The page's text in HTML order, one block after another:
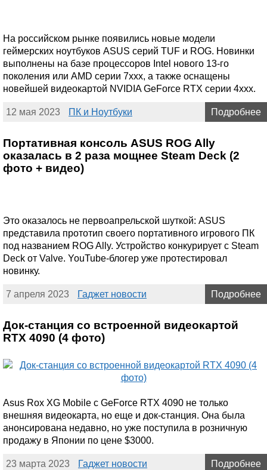
На российском рынке появились новые модели
геймерских ноутбуков ASUS серий TUF и ROG. Новинки
выполнены на базе процессоров Intel нового 13-го
поколения или AMD серии 7ххх, а также оснащены
новейшей видеокартой NVIDIA GeForce RTX серии 4ххх.
12 мая 2023 ПК и Ноутбуки Подробнее
Портативная консоль ASUS ROG Ally
оказалась в 2 раза мощнее Steam Deck (2
фото + видео)
Это оказалось не первоапрельской шуткой: ASUS
представила прототип своего портативного игрового ПК
под названием ROG Ally. Устройство конкурирует с Steam
Deck от Valve. YouTube-блогер уже протестировал
новинку.
7 апреля 2023 Гаджет новости Подробнее
Док-станция со встроенной видеокартой
RTX 4090 (4 фото)
Asus Rox XG Mobile с GeForce RTX 4090 не только
внешняя видеокарта, но еще и док-станция. Она была
анонсирована недавно, но уже поступила в розничную
продажу в Японии по цене $3000.
23 марта 2023 Гаджет новости Подробнее